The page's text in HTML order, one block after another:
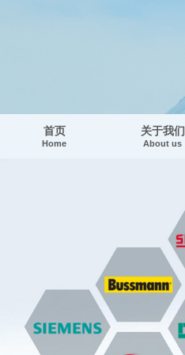
首页
Home
关于我们
About us